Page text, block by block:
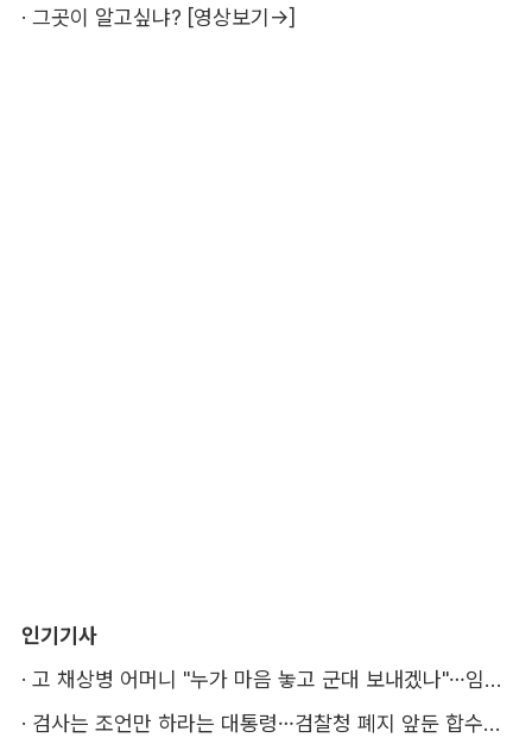
· 그곳이 알고싶냐? [영상보기→]
인기기사
·
고 채상병 어머니 "누가 마음 놓고 군대 보내겠나"…임성근 징역 3년에 분통
·
검사는 조언만 하라는 대통령…검찰청 폐지 앞둔 합수본 '딜레마'